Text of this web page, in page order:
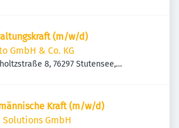
(m/w/d)
GmbH & Co. KG
8, 76297 Stutensee,
Kraft (m/w/d)
Solutions GmbH